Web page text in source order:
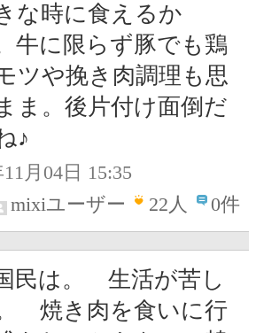
な時に食えるか
牛に限らず豚でも鶏
ツや挽き肉調理も思
ま。後片付け面倒だ
♪
月04日 15:35
mixiユーザー
22人 0件
民は。 生活が苦し
焼き肉を食いに行